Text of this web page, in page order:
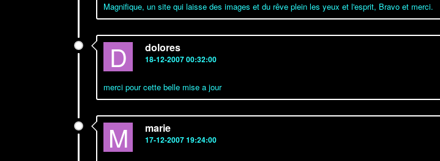
Magnifique, un site qui laisse des images et du rêve plein les yeux et l'esprit, Bravo et merci.
D dolores
18-12-2007 00:32:00
merci pour cette belle mise a jour
M marie
17-12-2007 19:24:00